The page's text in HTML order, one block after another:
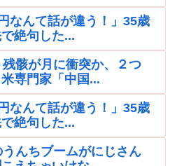
なんて話が違う！」35歳
絶句した...
残骸が月に衝突か、２つ
専門家「中国...
なんて話が違う！」35歳
絶句した...
うんちブームがにじさん